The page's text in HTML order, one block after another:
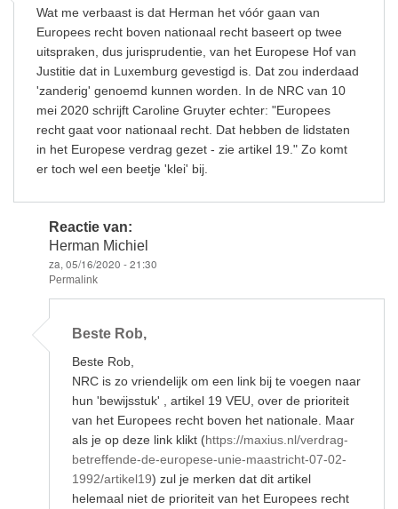
k
Wat me verbaast is dat Herman het vóór gaan van
Europees recht boven nationaal recht baseert op twee
uitspraken, dus jurisprudentie, van het Europese Hof van
Justitie dat in Luxemburg gevestigd is. Dat zou inderdaad
'zanderig' genoemd kunnen worden. In de NRC van 10
mei 2020 schrijft Caroline Gruyter echter: "Europees
recht gaat voor nationaal recht. Dat hebben de lidstaten
in het Europese verdrag gezet - zie artikel 19." Zo komt
er toch wel een beetje 'klei' bij.
Reactie van:
Herman Michiel
za, 05/16/2020 - 21:30
Permalink
antwoord
Wat
verbaast
Herman
R.Lubbersen
Beste Rob,
Beste Rob,
NRC is zo vriendelijk om een link bij te voegen naar
hun 'bewijsstuk' , artikel 19 VEU, over de prioriteit
van het Europees recht boven het nationale. Maar
als je op deze link klikt (https://maxius.nl/verdrag-
betreffende-de-europese-unie-maastricht-07-02-
1992/artikel19) zul je merken dat dit artikel
helemaal niet de prioriteit van het Europees recht